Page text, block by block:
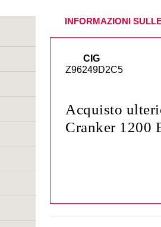
INFORMAZIONI
CIG
Z96249D2C5
Acquisto
Cranker 1200